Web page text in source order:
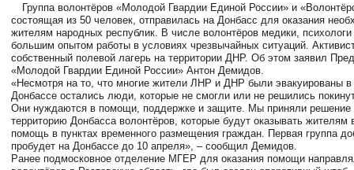
Группа волонтёров «Молодой Гвардии Единой России» и
состоящая из 50 человек, отправилась на Донбасс для оказания
жителям народных республик. В числе волонтёров медики,
большим опытом работы в условиях чрезвычайных ситуаций.
собственный полевой лагерь на территории ДНР. Об этом заявил
«Молодой Гвардии Единой России» Антон Демидов.
«Несмотря на то, что многие жители ЛНР и ДНР были эвакуированы
Донбассе остались люди, которые не смогли или не решились
Они нуждаются в помощи, поддержке и защите. Мы приняли решение
территорию Донбасса волонтёров, которые будут оказывать
помощь в пунктах временного размещения граждан. Первая группа
пробудет на Донбассе до 10 апреля», – сообщил Демидов.
Ранее подмосковное отделение МГЕР для оказания помощи